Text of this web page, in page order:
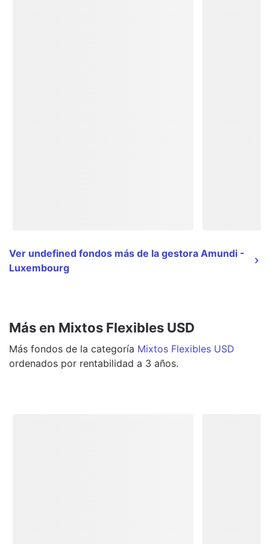
Ver undefined fondos más de la gestora Amundi -
Luxembourg
Más en Mixtos Flexibles USD
Más fondos de la categoría Mixtos Flexibles USD
ordenados por rentabilidad a 3 años.